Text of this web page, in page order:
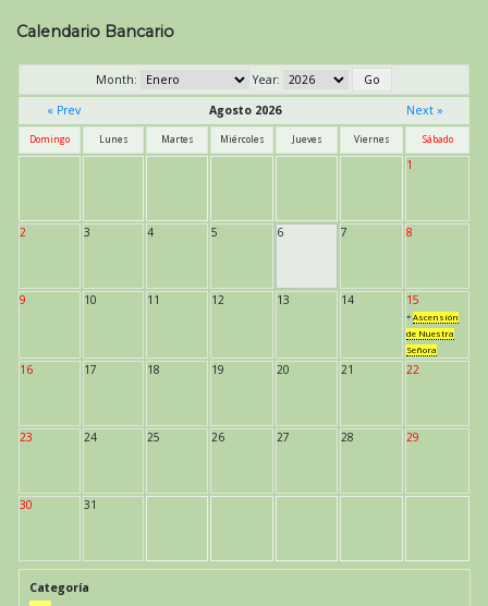
Calendario Bancario
Month:
Year:
« Prev
Agosto 2026 Next »
Domingo Lunes Martes Miércoles Jueves Viernes Sábado
1
2 3 4 5 6 7 8
9 10 11 12 13 14 15
* Ascensión
de Nuestra
Señora
16 17 18 19 20 21 22
23 24 25 26 27 28 29
30 31
Categoría